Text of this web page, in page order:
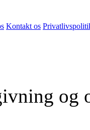
Kontakt os
og